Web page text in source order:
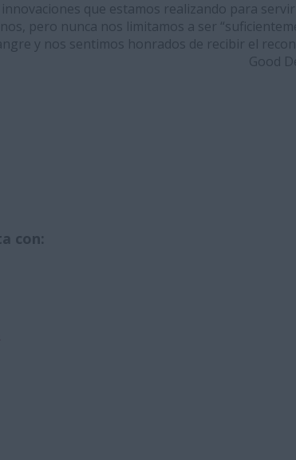
innovaciones que estamos realizando para
pero nunca nos limitamos a ser
y nos sentimos honrados de recibir el
Good
con: